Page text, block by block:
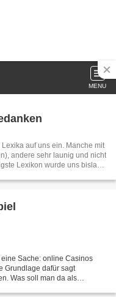
MENU
auf uns ein. Manche mit
andere sehr launig und nicht
Lexikon wurde uns bislang
ein solches Buch
Ärger nur zu gerne
Sache: online Casinos
Grundlage dafür sagt
Was soll man da als